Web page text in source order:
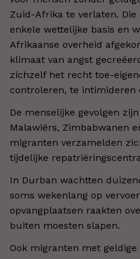
Zuid-Afrika te verlaten. Die
enkele wettelijke basis en
Afrikaanse overheid
klimaat van angst
zichzelf het recht toe-
controleren, te intimideren
De menselijke gevolgen
Malawiërs, Zimbabwanen
migranten verzamelden
tijdelijke
In Durban wachtten
soms wekenlang op
opvangplaatsen raakten
buiten moesten slapen.
Ook migranten met